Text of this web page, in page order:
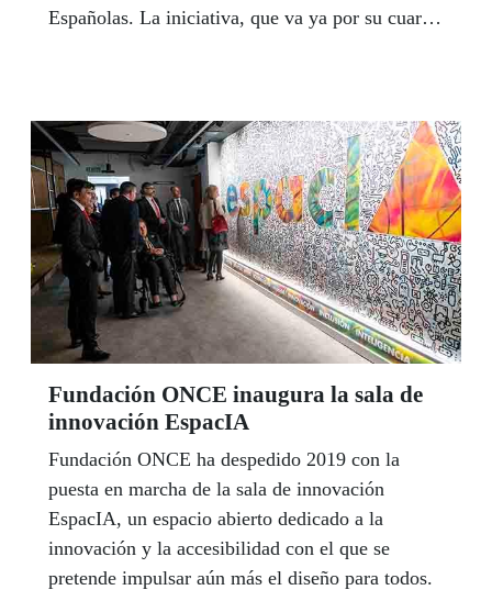
Españolas. La iniciativa, que va ya por su cuarta
2014-2020.
Fundación ONCE inaugura la sala de
innovación EspacIA
Fundación ONCE ha despedido 2019 con la
puesta en marcha de la sala de innovación
EspacIA, un espacio abierto dedicado a la
innovación y la accesibilidad con el que se
pretende impulsar aún más el diseño para todos.